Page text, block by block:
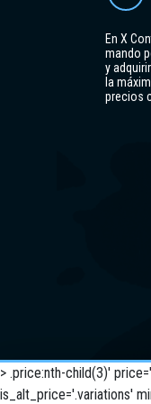
En X
mando
y
la
precios
> .price:nth-child(3)'
is_alt_price='.variations'